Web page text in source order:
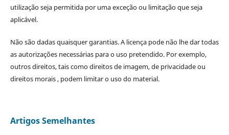
utilização seja permitida por uma exceção ou limitação que seja
aplicável.
Não são dadas quaisquer garantias. A licença pode não lhe dar todas
as autorizações necessárias para o uso pretendido. Por exemplo,
outros direitos, tais como direitos de imagem, de privacidade ou
direitos morais , podem limitar o uso do material.
Artigos Semelhantes